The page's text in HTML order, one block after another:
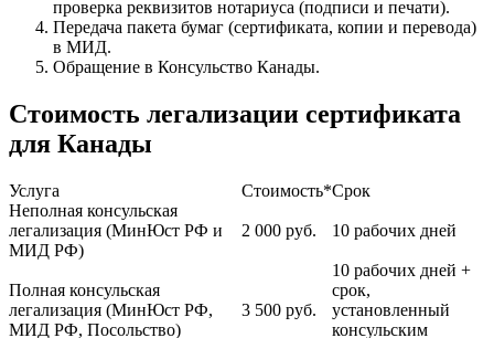
проверка реквизитов нотариуса (подписи и печати).
Передача пакета бумаг (сертификата, копии и перевода)
в МИД.
Обращение в Консульство Канады.
Стоимость легализации сертификата
для Канады
Услуга Стоимость*Срок
Неполная консульская
легализация (МинЮст РФ и
МИД РФ)
2 000 руб. 10 рабочих дней
Полная консульская
легализация (МинЮст РФ,
МИД РФ, Посольство)
3 500 руб.
10 рабочих дней +
срок,
установленный
консульским